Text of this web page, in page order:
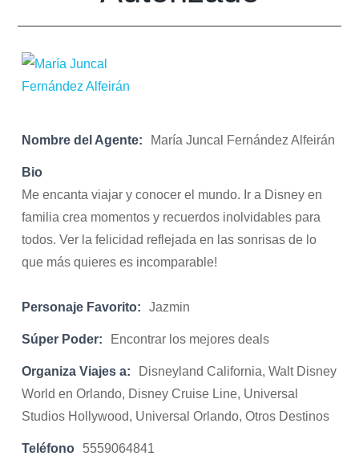
Nombre del Agente: María Juncal Fernández Alfeirán
Bio
Me encanta viajar y conocer el mundo. Ir a Disney en
familia crea momentos y recuerdos inolvidables para
todos. Ver la felicidad reflejada en las sonrisas de lo
que más quieres es incomparable!
Personaje Favorito: Jazmin
Súper Poder: Encontrar los mejores deals
Organiza Viajes a:
Disneyland California, Walt Disney
World en Orlando, Disney Cruise Line, Universal
Studios Hollywood, Universal Orlando, Otros Destinos
Teléfono 5559064841